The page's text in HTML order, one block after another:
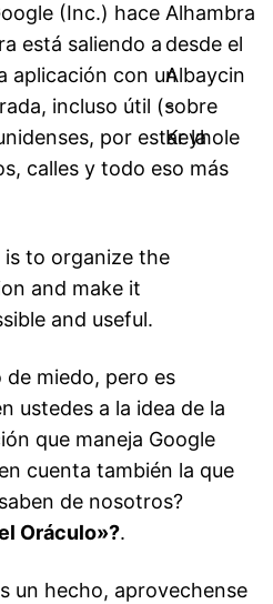
(Inc.) hace
está saliendo a
aplicación con un
incluso útil (sobre
por estar la
calles y todo eso más
is to organize the
and make it
and useful.
de miedo, pero es
ustedes a la idea de la
que maneja Google
cuenta también la que
de nosotros?
Oráculo»?.
un hecho, aprovechense